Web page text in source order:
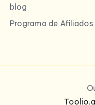
blog
Programa de Afiliados